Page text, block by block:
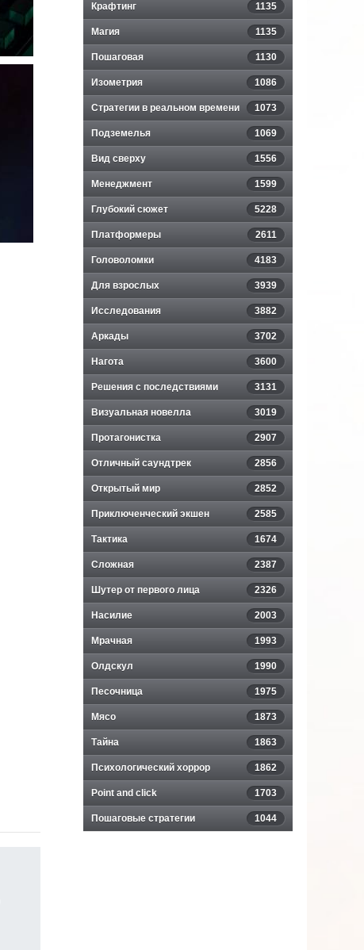
Крафтинг 1135
Магия 1135
Пошаговая 1130
Изометрия 1086
Стратегии в реальном времени 1073
Подземелья 1069
Вид сверху 1556
Менеджмент 1599
Глубокий сюжет 5228
Платформеры 2611
Головоломки 4183
Для взрослых 3939
Исследования 3882
Аркады 3702
Нагота 3600
Решения с последствиями 3131
Визуальная новелла 3019
Протагонистка 2907
Отличный саундтрек 2856
Открытый мир 2852
Приключенческий экшен 2585
Тактика 1674
Сложная 2387
Шутер от первого лица 2326
Насилие 2003
Мрачная 1993
Олдскул 1990
Песочница 1975
Мясо 1873
Тайна 1863
Психологический хоррор 1862
Point and click 1703
Пошаговые стратегии 1044